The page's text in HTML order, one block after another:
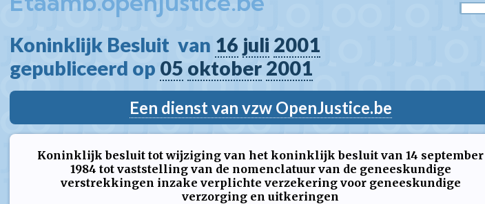
Koninklijk Besluit  van 16 juli 2001
gepubliceerd op 05 oktober 2001
Een dienst van vzw OpenJustice.be
Koninklijk besluit tot wijziging van het koninklijk besluit van 14 september
1984 tot vaststelling van de nomenclatuur van de geneeskundige
verstrekkingen inzake verplichte verzekering voor geneeskundige
verzorging en uitkeringen